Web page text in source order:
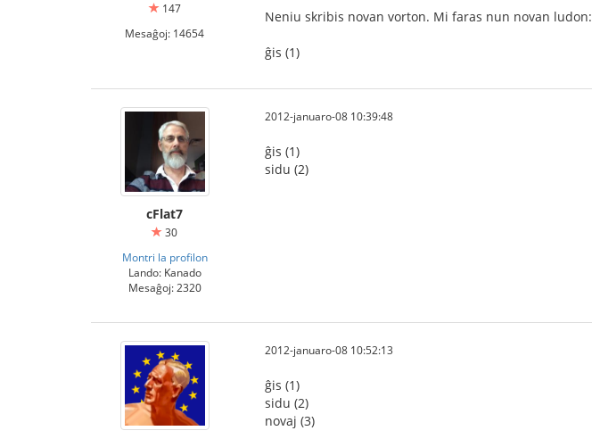
147
Mesaĝoj: 14654
Neniu skribis novan vorton. Mi faras nun novan ludon:
ĝis (1)
cFlat7
30
Montri la profilon
Lando: Kanado
Mesaĝoj: 2320
2012-januaro-08 10:39:48
ĝis (1)
sidu (2)
2012-januaro-08 10:52:13
ĝis (1)
sidu (2)
novaj (3)